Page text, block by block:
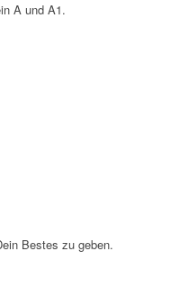
A und A1.
Bestes zu geben.